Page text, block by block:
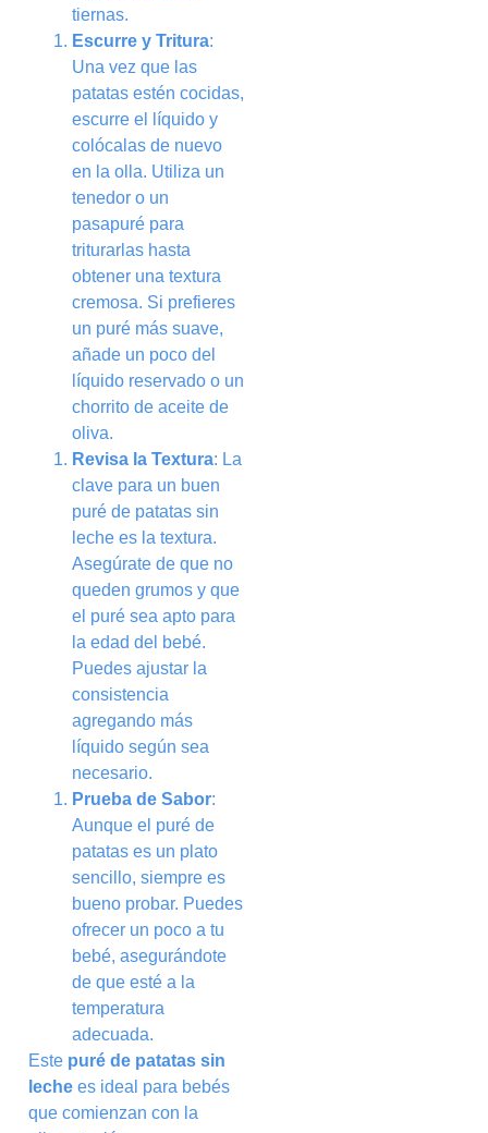
tiernas.
Escurre y Tritura:
Una vez que las
patatas estén cocidas,
escurre el líquido y
colócalas de nuevo
en la olla. Utiliza un
tenedor o un
pasapuré para
triturarlas hasta
obtener una textura
cremosa. Si prefieres
un puré más suave,
añade un poco del
líquido reservado o un
chorrito de aceite de
oliva.
Revisa la Textura: La
clave para un buen
puré de patatas sin
leche es la textura.
Asegúrate de que no
queden grumos y que
el puré sea apto para
la edad del bebé.
Puedes ajustar la
consistencia
agregando más
líquido según sea
necesario.
Prueba de Sabor:
Aunque el puré de
patatas es un plato
sencillo, siempre es
bueno probar. Puedes
ofrecer un poco a tu
bebé, asegurándote
de que esté a la
temperatura
adecuada.
Este puré de patatas sin
leche es ideal para bebés
que comienzan con la